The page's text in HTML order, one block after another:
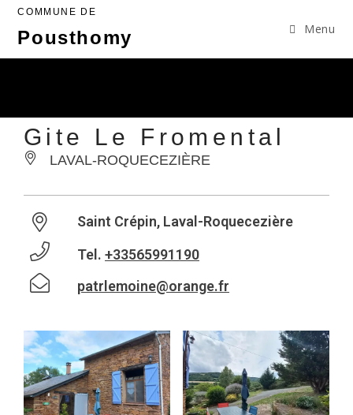
COMMUNE DE
Pousthomy Menu
Gite Le Fromental
LAVAL-ROQUECEZIÈRE
Saint Crépin, Laval-Roquecezière
Tel. +33565991190
patrlemoine@orange.fr